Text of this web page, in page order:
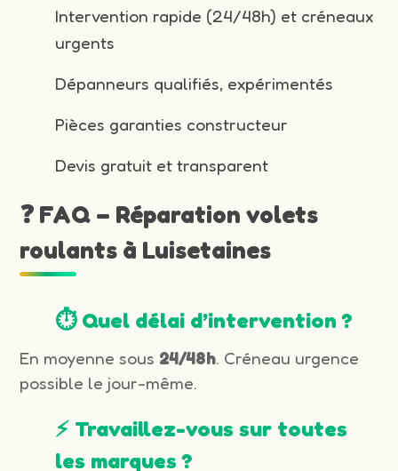
Intervention rapide (24/48h) et créneaux
urgents
Dépanneurs qualifiés, expérimentés
Pièces garanties constructeur
Devis gratuit et transparent
❓ FAQ – Réparation volets
roulants à Luisetaines
⏱️ Quel délai d’intervention ?
En moyenne sous 24/48h. Créneau urgence
possible le jour-même.
⚡ Travaillez-vous sur toutes
les marques ?